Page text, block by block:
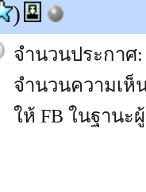
)
จำนวนประกาศ:
จำนวนความเห็
ให้ FB ในฐานะ